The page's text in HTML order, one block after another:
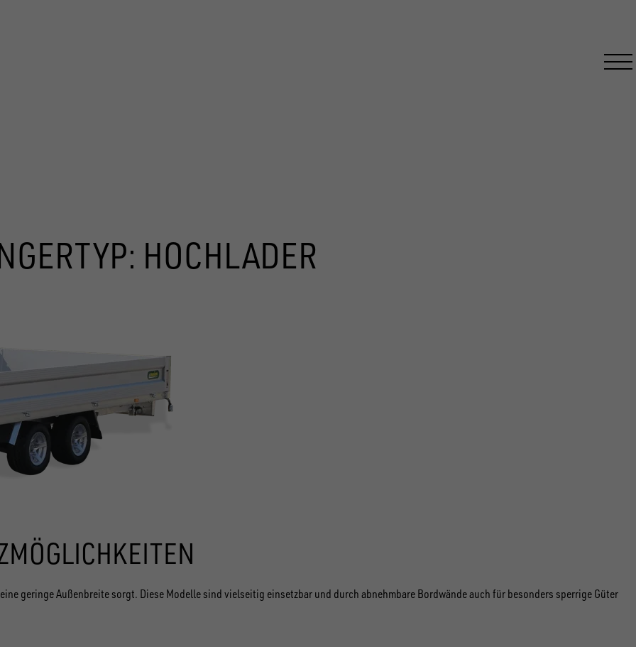
HOCHLADER
geringe Außenbreite sorgt. Diese Modelle sind vielseitig einsetzbar und durch abnehmbare Bordwände auch für besonders sperrige Güter